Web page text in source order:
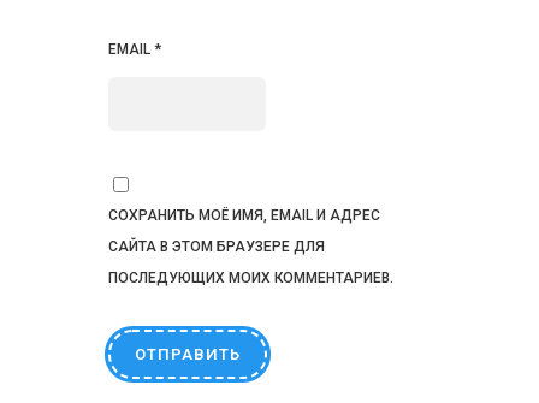
EMAIL *
СОХРАНИТЬ МОЁ ИМЯ, EMAIL И АДРЕС
САЙТА В ЭТОМ БРАУЗЕРЕ ДЛЯ
ПОСЛЕДУЮЩИХ МОИХ КОММЕНТАРИЕВ.